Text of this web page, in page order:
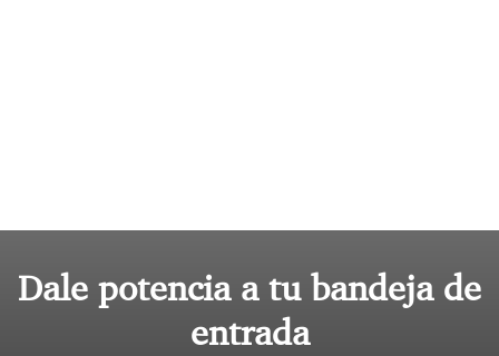
Dale potencia a tu bandeja de
entrada